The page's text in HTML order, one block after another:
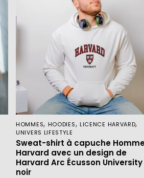
HOMMES, HOODIES, LICENCE HARVARD,
UNIVERS LIFESTYLE
Sweat-shirt à capuche
Harvard avec un design de
Harvard Arc Écusson University
noir